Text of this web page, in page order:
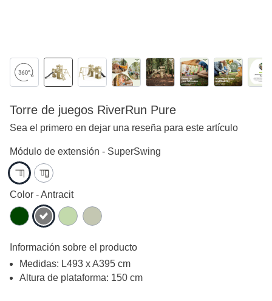
Torre de juegos RiverRun Pure
Sea el primero en dejar una reseña para este artículo
Módulo de extensión - SuperSwing
Color -Antracit
Información sobre el producto
Medidas: L493 x A395 cm
Altura de plataforma: 150 cm